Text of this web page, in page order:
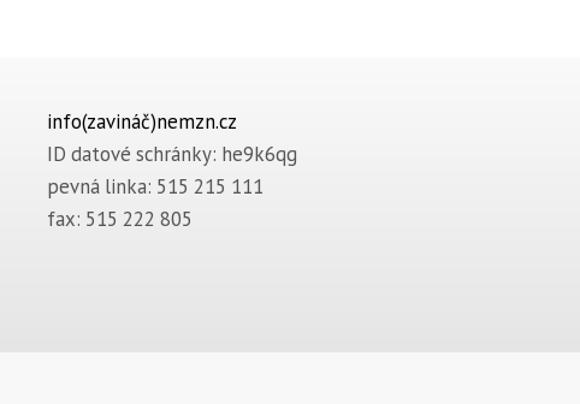
info(zavináč)nemzn.cz
ID datové schránky: he9k6qg
pevná linka: 515 215 111
fax: 515 222 805